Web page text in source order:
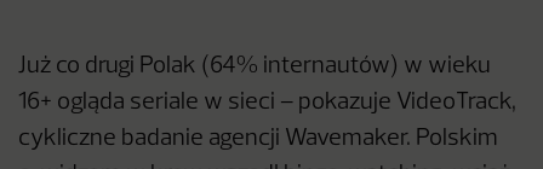
Już co drugi Polak (64% internautów) w wieku
16+ ogląda seriale w sieci – pokazuje VideoTrack,
cykliczne badanie agencji Wavemaker. Polskim